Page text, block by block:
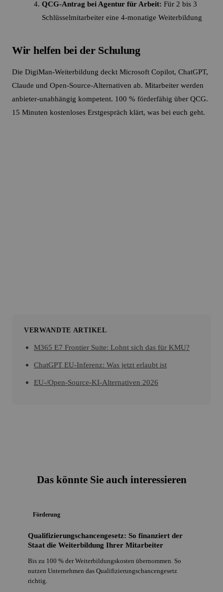
QCG-Antrag bei Agentur für Arbeit: Für 2 bis 3
Schlüsselmitarbeiter eine 4-monatige Weiterbildung
Wir helfen bei der Schulung
Die DigiMan-Weiterbildung deckt Microsoft Copilot, ChatGPT,
Claude und Open-Source-Alternativen ab. Mitarbeiter werden
anbieter-unabhängig kompetent. 100 % förderfähig über QCG.
15 Minuten kostenloses Erstgespräch klärt, was bei euch geht.
VERWANDTE ARTIKEL
M365 E7 Frontier Suite: Lohnt sich das für KMU?
ChatGPT EU-Inferenz: Was jetzt erlaubt ist
EU-/Open-Source-KI-Alternativen 2026
Das könnte Sie auch interessieren
Förderung
Qualifizierungschancengesetz: So finanziert der
Staat die Weiterbildung Ihrer Mitarbeiter
Bis zu 100 % der Weiterbildungskosten übernommen. So
nutzen Unternehmen das Qualifizierungschancengesetz
richtig.